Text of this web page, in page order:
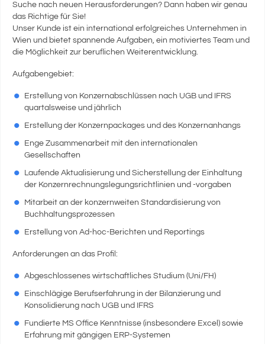
Suche nach neuen Herausforderungen? Dann haben wir genau
das Richtige für Sie!
Unser Kunde ist ein international erfolgreiches Unternehmen in
Wien und bietet spannende Aufgaben, ein motiviertes Team und
die Möglichkeit zur beruflichen Weiterentwicklung.
Aufgabengebiet:
Erstellung von Konzernabschlüssen nach UGB und IFRS
quartalsweise und jährlich
Erstellung der Konzernpackages und des Konzernanhangs
Enge Zusammenarbeit mit den internationalen
Gesellschaften
Laufende Aktualisierung und Sicherstellung der Einhaltung
der Konzernrechnungslegungsrichtlinien und -vorgaben
Mitarbeit an der konzernweiten Standardisierung von
Buchhaltungsprozessen
Erstellung von Ad-hoc-Berichten und Reportings
Anforderungen an das Profil:
Abgeschlossenes wirtschaftliches Studium (Uni/FH)
Einschlägige Berufserfahrung in der Bilanzierung und
Konsolidierung nach UGB und IFRS
Fundierte MS Office Kenntnisse (insbesondere Excel) sowie
Erfahrung mit gängigen ERP-Systemen